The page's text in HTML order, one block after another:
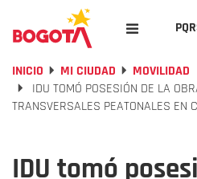
INICIO MI CIUDAD
MOVILIDAD
IDU TOMÓ POSESIÓN DE LA
TRANSVERSALES PEATONALES EN
IDU tomó